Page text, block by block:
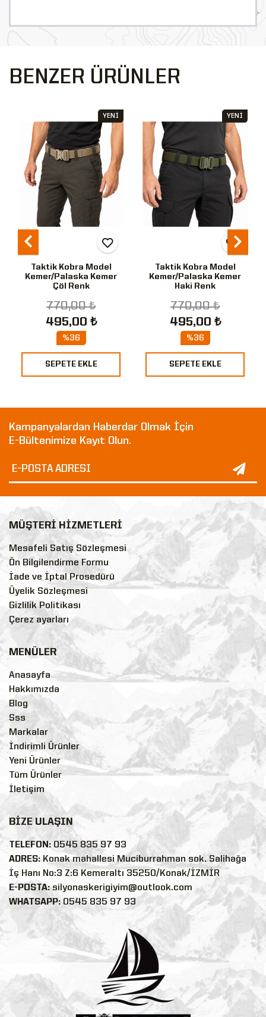
BENZER ÜRÜNLER
Taktik Kobra Model
Kemer/Palaska Kemer
Çöl Renk
770,00 ₺
495,00 ₺
%36
SEPETE EKLE
YENİ
Taktik Kobra Model
Kemer/Palaska Kemer
Haki Renk
770,00 ₺
495,00 ₺
%36
SEPETE EKLE
YENİ
Kampanyalardan Haberdar Olmak İçin
E-Bültenimize Kayıt Olun.
MÜŞTERİ HİZMETLERİ
Mesafeli Satış Sözleşmesi
Ön Bilgilendirme Formu
İade ve İptal Prosedürü
Üyelik Sözleşmesi
Gizlilik Politikası
Çerez ayarları
MENÜLER
Anasayfa
Hakkımızda
Blog
Sss
Markalar
İndirimli Ürünler
Yeni Ürünler
Tüm Ürünler
İletişim
BİZE ULAŞIN
TELEFON: 0545 835 97 93
ADRES:Konak mahallesi Muciburrahman sok. Salihağa
İş Hanı No:3 Z:6 Kemeraltı 35250/Konak/İZMİR
E-POSTA: silyonaskerigiyim@outlook.com
WHATSAPP: 0545 835 97 93